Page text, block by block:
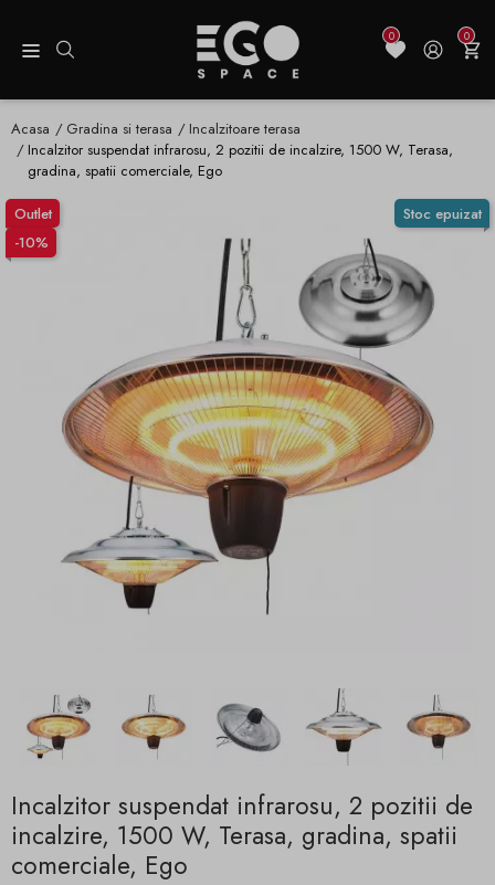
0 0
Acasa Gradina si terasa
Incalzitoare terasa
Incalzitor suspendat infrarosu, 2 pozitii de incalzire, 1500 W, Terasa,
gradina, spatii comerciale, Ego
Stoc epuizat
Outlet
-10%
Incalzitor suspendat infrarosu, 2 pozitii de
incalzire, 1500 W, Terasa, gradina, spatii
comerciale, Ego